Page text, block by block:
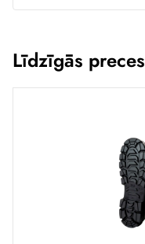
Līdzīgās preces